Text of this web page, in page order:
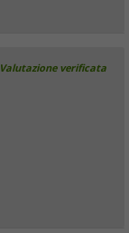
Valutazione verificata